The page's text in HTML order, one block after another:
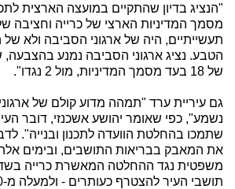
"הנציג בדיון שהתקיים במועצה הארצית
מסמך המדיניות הארצי של כרייה וחציבה
תעשייתיים, היה של ארגוני הסביבה ולא
הטבע. נציג ארגוני הסביבה נמנע
של 18 בעד מסמך המדיניות, מול 2 נגדו".
גם עיריית ערד "תמהה מדוע קולם של
נשמע", כפי שאומר יהושע אשכנזי, דובר
שתמכו בהחלטת הוועדה לתכנון ובנייה".
את המאבק בבריאות התושבים, ובימים
משפטית נגד ההחלטה המאשרת כרייה